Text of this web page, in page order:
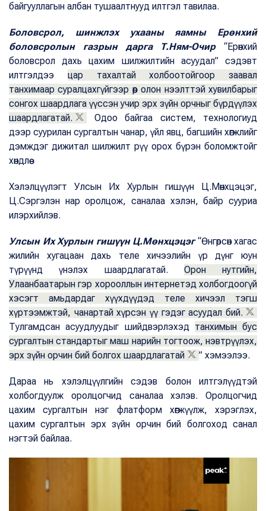
байгууллагын албан тушаалтнууд илтгэл тавилаа.
Боловсрол, шинжлэх ухааны яамны Ерөнхий
боловсролын газрын дарга Т.Ням-Очир“Ерөнхий
боловсрол дахь цахим шилжилтийн асуудал” сэдэвт
илтгэлдээ цар тахалтай холбоотойгоор заавал
танхимаар суралцахгүйгээр өөр олон нээлттэй хувилбарыг
сонгох шаардлага үүссэн учир эрх зүйн орчныг бүрдүүлэх
шаардлагатай.
Одоо байгаа систем, технологиуд
дээр суурилан сургалтын чанар, үйл явц, багшийн хөгжлийг
дэмждэг дижитал шилжилт рүү орох бүрэн боломжтойг
хөндлөө.
Хэлэлцүүлэгт Улсын Их Хурлын гишүүн Ц.Мөнхцэцэг,
Ц.Сэргэлэн нар оролцож, саналаа хэлэн, байр сууриа
илэрхийлэв.
Улсын Их Хурлын гишүүн Ц.Мөнхцэцэг“Өнгөрсөн хагас
жилийн хугацаан дахь теле хичээлийн үр дүнг юун
түрүүнд үнэлэх шаардлагатай. Орон нутгийн,
Улаанбаатарын гэр хорооллын интернетэд холбогдоогүй
хэсэгт амьдардаг хүүхдүүдэд теле хичээл тэгш
хүртээмжтэй, чанартай хүрсэн үү гэдэг асуудал бий.
Тулгамдсан асуудлуудыг шийдвэрлэхэд танхимын бус
сургалтын стандартыг маш нарийн тогтоож, нэвтрүүлэх,
эрх зүйн орчин бий болгох шаардлагатай
” хэмээлээ.
Дараа нь хэлэлцүүлгийн сэдэв болон илтгэлүүдтэй
холбогдуулж оролцогчид саналаа хэлэв. Оролцогчид
цахим сургалтын нэг флатформ хөгжүүлж, хэрэглэх,
цахим сургалтын эрх зүйн орчин бий болгоход санал
нэгтэй байлаа.